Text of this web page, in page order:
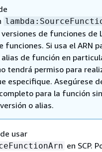
de funciones de
funciones. Si usa el ARN
de función en
tendrá permiso para
especifique. Asegúrese
para la función
o alias.
usar
en SCP.